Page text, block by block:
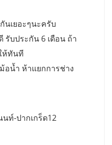
เยอะๆนะครับ
บประกัน 6 เดือน ถ้า
ห้ทันที
อน้ำ ห้าแยกการช่าง
ท์-ปากเกร็ด12